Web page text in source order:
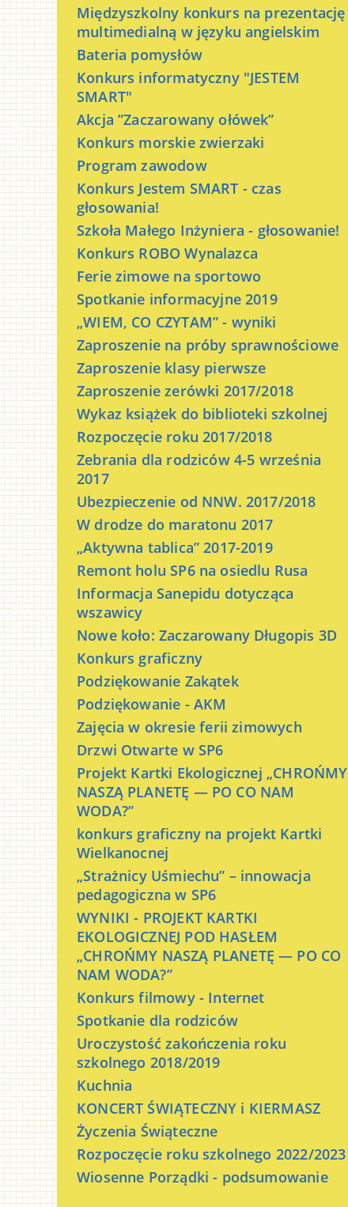
Międzyszkolny konkurs na prezentację
multimedialną w języku angielskim
Bateria pomysłów
Konkurs informatyczny "JESTEM
SMART"
Akcja ”Zaczarowany ołówek”
Konkurs morskie zwierzaki
Program zawodow
Konkurs Jestem SMART - czas
głosowania!
Szkoła Małego Inżyniera - głosowanie!
Konkurs ROBO Wynalazca
Ferie zimowe na sportowo
Spotkanie informacyjne 2019
„WIEM, CO CZYTAM” - wyniki
Zaproszenie na próby sprawnościowe
Zaproszenie klasy pierwsze
Zaproszenie zerówki 2017/2018
Wykaz książek do biblioteki szkolnej
Rozpoczęcie roku 2017/2018
Zebrania dla rodziców 4-5 września
2017
Ubezpieczenie od NNW. 2017/2018
W drodze do maratonu 2017
„Aktywna tablica” 2017-2019
Remont holu SP6 na osiedlu Rusa
Informacja Sanepidu dotycząca
wszawicy
Nowe koło: Zaczarowany Długopis 3D
Konkurs graficzny
Podziękowanie Zakątek
Podziękowanie - AKM
Zajęcia w okresie ferii zimowych
Drzwi Otwarte w SP6
Projekt Kartki Ekologicznej „CHROŃMY
NASZĄ PLANETĘ — PO CO NAM
WODA?”
konkurs graficzny na projekt Kartki
Wielkanocnej
„Strażnicy Uśmiechu” – innowacja
pedagogiczna w SP6
WYNIKI - PROJEKT KARTKI
EKOLOGICZNEJ POD HASŁEM
„CHROŃMY NASZĄ PLANETĘ — PO CO
NAM WODA?”
Konkurs filmowy - Internet
Spotkanie dla rodziców
Uroczystość zakończenia roku
szkolnego 2018/2019
Kuchnia
KONCERT ŚWIĄTECZNY i KIERMASZ
Życzenia Świąteczne
Rozpoczęcie roku szkolnego 2022/2023
Wiosenne Porządki - podsumowanie